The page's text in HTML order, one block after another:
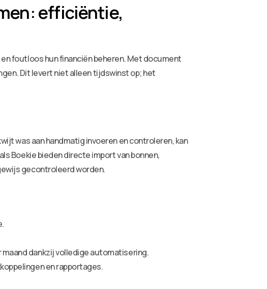
efficiëntie,
foutloos hun financiën beheren. Met document
Dit levert niet alleen tijdswinst op; het
was aan handmatig invoeren en controleren, kan
Boekie bieden directe import van bonnen,
gecontroleerd worden.
dankzij volledige automatisering.
en rapportages.